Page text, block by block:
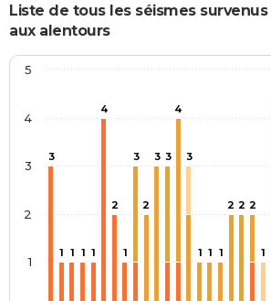
Liste de tous les séismes
aux alentours
3
1 1 1 1
4
2
1
3
2
3 3
4
3
1 1 1
2 2 2
1
1
2
3
4
5